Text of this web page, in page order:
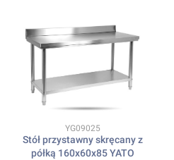
Kod produktu
YG09025
Stół przystawny skręcany z
półką 160x60x85 YATO